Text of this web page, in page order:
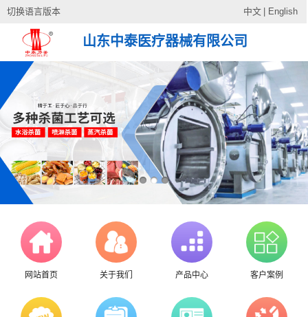
切换语言版本 中文 English
山东中泰医疗器械有限公司
网站首页 关于我们 产品中心 客户案例